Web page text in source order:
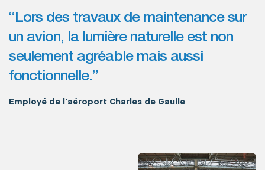
“Lors des travaux de maintenance sur
un avion, la lumière naturelle est non
seulement agréable mais aussi
fonctionnelle.”
Employé de l'aéroport Charles de Gaulle